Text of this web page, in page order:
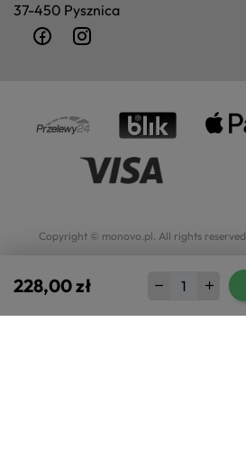
228,00 zł
37-450 Pysznica
Copyright © monovo.pl. All rights reserved.